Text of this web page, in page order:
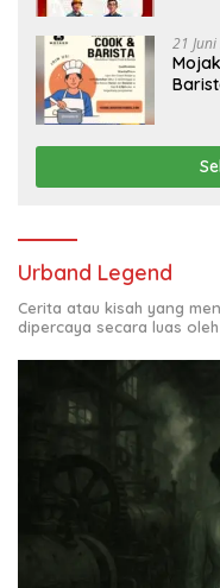
21
Urband Legend
Cerita atau kisah yang
dipercaya secara luas